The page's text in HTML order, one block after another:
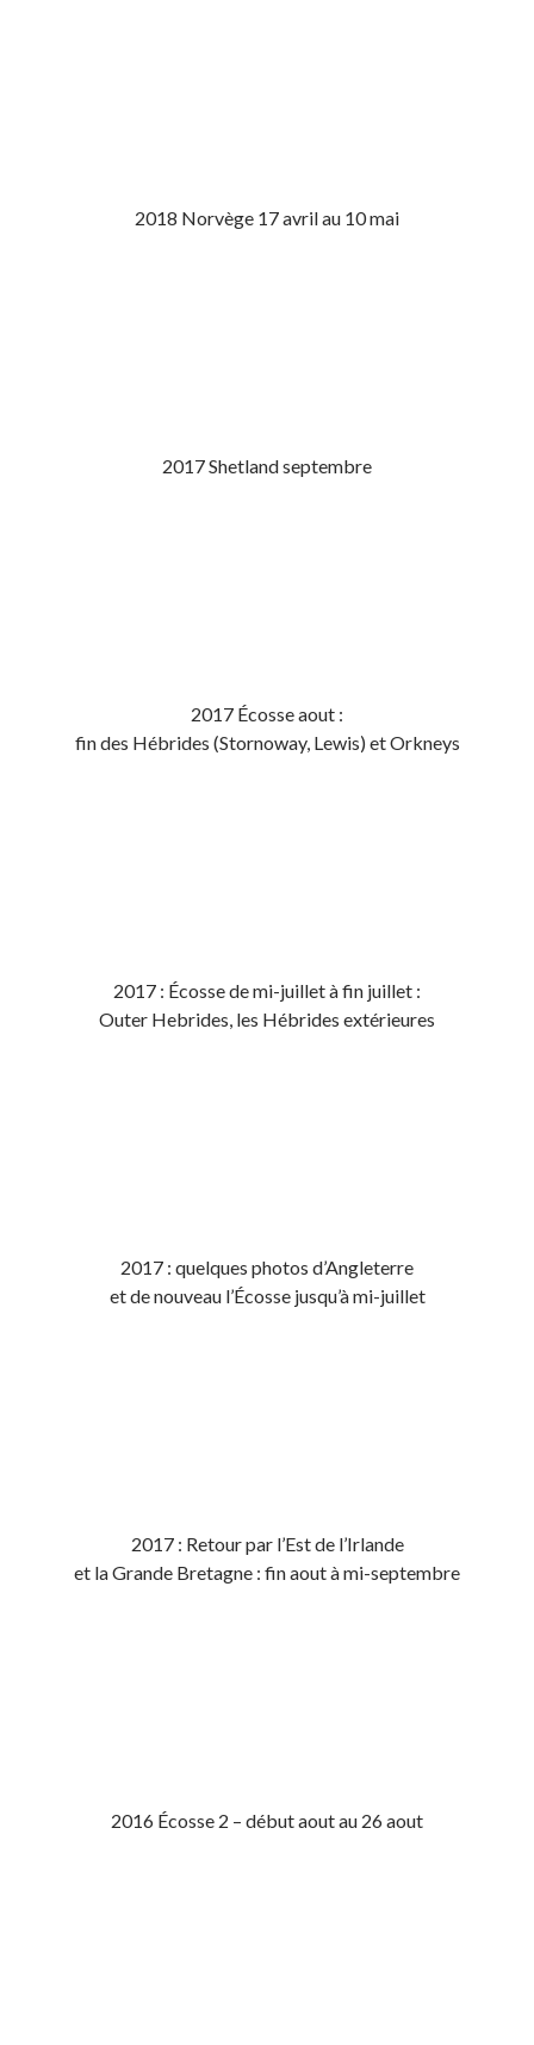
2018 Norvège 17 avril au 10 mai
2017 Shetland septembre
2017 Écosse aout :
fin des Hébrides (Stornoway, Lewis) et Orkneys
2017 : Écosse de mi-juillet à fin juillet :
Outer Hebrides, les Hébrides extérieures
2017 : quelques photos d’Angleterre
et de nouveau l’Écosse jusqu’à mi-juillet
2017 : Retour par l’Est de l’Irlande
et la Grande Bretagne : fin aout à mi-septembre
2016 Écosse 2 – début aout au 26 aout